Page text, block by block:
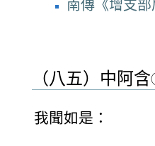
南傳《增支
（八五）中阿含
我聞如是：